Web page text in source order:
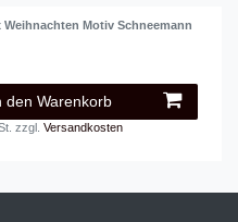
Weihnachten Motiv Schneemann
den Warenkorb
zzgl.Versandkosten